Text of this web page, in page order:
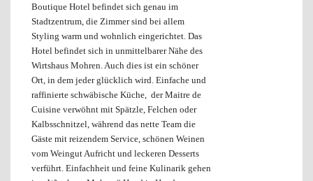
Boutique Hotel befindet sich genau im
Stadtzentrum, die Zimmer sind bei allem
Styling warm und wohnlich eingerichtet. Das
Hotel befindet sich in unmittelbarer Nähe des
Wirtshaus Mohren. Auch dies ist ein schöner
Ort, in dem jeder glücklich wird. Einfache und
raffinierte schwäbische Küche, der Maitre de
Cuisine verwöhnt mit Spätzle, Felchen oder
Kalbsschnitzel, während das nette Team die
Gäste mit reizendem Service, schönen Weinen
vom Weingut Aufricht und leckeren Desserts
verführt. Einfachheit und feine Kulinarik gehen